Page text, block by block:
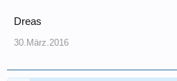
Dreas
30.März.2016